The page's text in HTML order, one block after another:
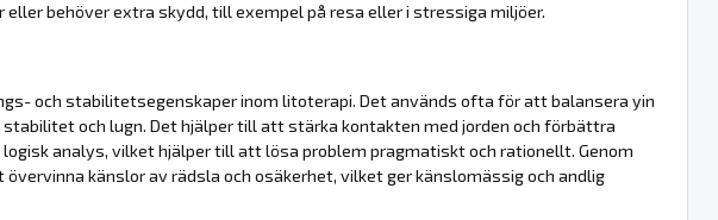
behöver extra skydd, till exempel på resa eller i stressiga miljöer.
och stabilitetsegenskaper inom litoterapi. Det används ofta för att balansera yin
stabilitet och lugn. Det hjälper till att stärka kontakten med jorden och förbättra
analys, vilket hjälper till att lösa problem pragmatiskt och rationellt. Genom
känslor av rädsla och osäkerhet, vilket ger känslomässig och andlig